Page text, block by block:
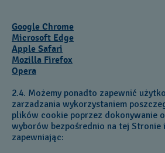
Google Chrome
Microsoft Edge
Apple Safari
Mozilla Firefox
Opera
2.4. Możemy ponadto zapewnić
zarzadzania wykorzystaniem
plików cookie poprzez dokonywanie
wyborów bezpośrednio na tej Stronie
zapewniając: